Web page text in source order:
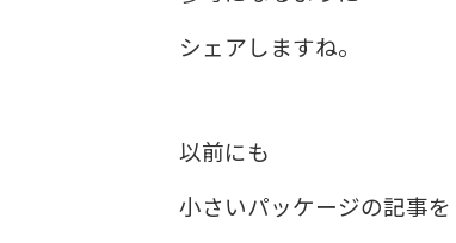
シェアしますね。
以前にも
小さいパッケージの記事を